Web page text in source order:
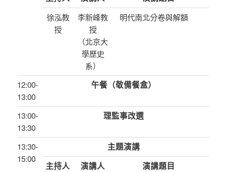
徐泓教
授
李新峰教
授
（北京大
學歷史
系）
明代南北分卷與解額
12:00-
13:00
午餐（敬備餐盒）
13:00-
13:30
理監事改選
13:30-
15:00
主題演講
主持人
演講人 演講題目